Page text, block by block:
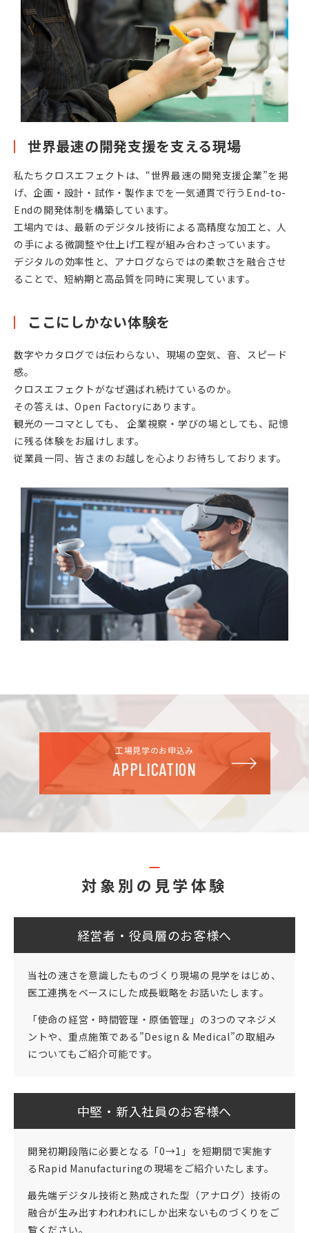
世界最速の開発支援を支える現場
私たちクロスエフェクトは、“世界最速の開発支援企業”を掲
げ、企画・設計・試作・製作までを一気通貫で行うEnd-to-
Endの開発体制を構築しています。
工場内では、最新のデジタル技術による高精度な加工と、人
の手による微調整や仕上げ工程が組み合わさっています。
デジタルの効率性と、アナログならではの柔軟さを融合させ
ることで、短納期と高品質を同時に実現しています。
ここにしかない体験を
数字やカタログでは伝わらない、 現場の空気、音、スピード
感。
クロスエフェクトがなぜ選ばれ続けているのか。
その答えは、Open Factoryにあります。
観光の一コマとしても、 企業視察・学びの場としても、記憶
に残る体験をお届けします。
従業員一同、皆さまのお越しを心よりお待ちしております。
工場見学のお申込み
APPLICATION
対象別の見学体験
経営者・役員層のお客様へ
当社の速さを意識したものづくり現場の見学をはじめ、
医工連携をベースにした成長戦略をお話いたします。
「使命の経営・時間管理・原価管理」の3つのマネジメ
ントや、重点施策である ”Design & Medical”の取組み
についてもご紹介可能です。
中堅・新入社員のお客様へ
開発初期段階に必要となる「0→1」を短期間で実施す
るRapid Manufacturingの現場をご紹介いたします。
最先端デジタル技術と熟成された型（アナログ）技術の
融合が生み出すわれわれにしか出来ないものづくりをご
覧ください。